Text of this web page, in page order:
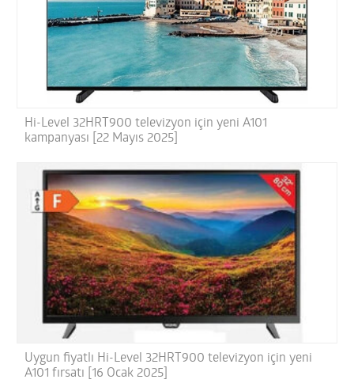
Hi-Level 32HRT900 televizyon için yeni A101
kampanyası [22 Mayıs 2025]
Uygun fiyatlı Hi-Level 32HRT900 televizyon için yeni
A101 fırsatı [16 Ocak 2025]